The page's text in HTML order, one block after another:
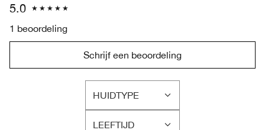
5.0
1 beoordeling
Schrijf een beoordeling
HUIDTYPE
FILTER
BEOORDELINGEN
OP
LEEFTIJD